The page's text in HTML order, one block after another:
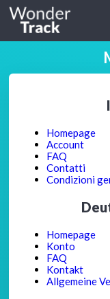
Homepage
Account
FAQ
Contatti
Condizioni
Homepage
Konto
FAQ
Kontakt
Allgemeine